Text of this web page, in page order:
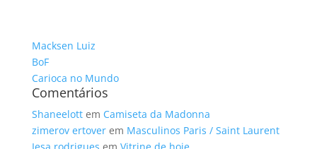
Macksen Luiz
BoF
Carioca no Mundo
Comentários
Shaneelottem Camiseta da Madonna
zimerov ertoverem Masculinos Paris / Saint Laurent